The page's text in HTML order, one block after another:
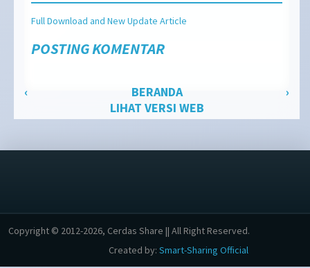
Full Download and New Update Article
POSTING KOMENTAR
‹ ›
BERANDA
LIHAT VERSI WEB
Copyright © 2012-2026, Cerdas Share || All Right Reserved.
Created by: Smart-Sharing Official